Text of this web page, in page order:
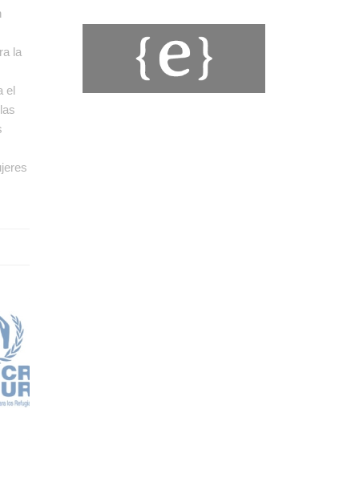
la
el